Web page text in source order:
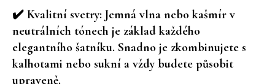
✔️ Kvalitní svetry: Jemná vlna nebo kašmír v
neutrálních tónech je základ každého
elegantního šatníku. Snadno je zkombinujete s
kalhotami nebo sukní a vždy budete působit
upraveně.
j
í
t
?